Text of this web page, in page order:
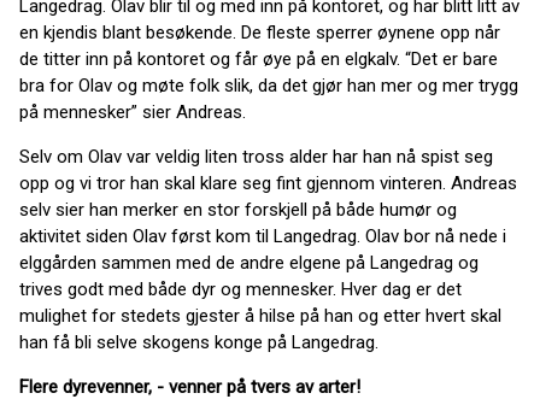
Langedrag. Olav blir til og med inn på kontoret, og har blitt litt av
en kjendis blant besøkende. De fleste sperrer øynene opp når
de titter inn på kontoret og får øye på en elgkalv. “Det er bare
bra for Olav og møte folk slik, da det gjør han mer og mer trygg
på mennesker” sier Andreas.
Selv om Olav var veldig liten tross alder har han nå spist seg
opp og vi tror han skal klare seg fint gjennom vinteren. Andreas
selv sier han merker en stor forskjell på både humør og
aktivitet siden Olav først kom til Langedrag. Olav bor nå nede i
elggården sammen med de andre elgene på Langedrag og
trives godt med både dyr og mennesker. Hver dag er det
mulighet for stedets gjester å hilse på han og etter hvert skal
han få bli selve skogens konge på Langedrag.
Flere dyrevenner, - venner på tvers av arter!